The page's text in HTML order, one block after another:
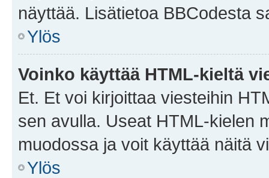
näyttää. Lisätietoa BBCodesta
Ylös
Voinko käyttää HTML-kieltä
Et. Et voi kirjoittaa viesteihin
sen avulla. Useat HTML-kielen
muodossa ja voit käyttää näitä
Ylös